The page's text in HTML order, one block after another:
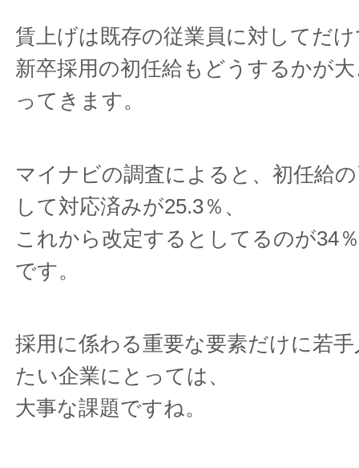
賃上げは既存の従業員に対してだ
新卒採用の初任給もどうするかが
ってきます。
マイナビの調査によると、初任給
して対応済みが25.3％、
これから改定するとしてるのが34
です。
採用に係わる重要な要素だけに若
たい企業にとっては、
大事な課題ですね。